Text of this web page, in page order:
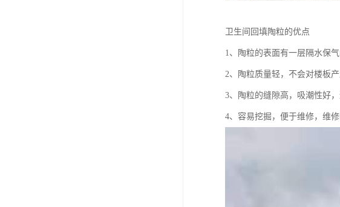
卫生间回填陶粒的优点
1、陶粒的表面有一层隔水保
2、陶粒质量轻，不会对楼板
3、陶粒的缝隙高，吸潮性好
4、容易挖掘，便于维修，维